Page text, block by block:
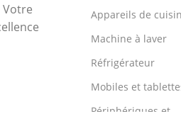
Votre
Appareils de
Machine à laver
Réfrigérateur
Mobiles et
Périphériques et